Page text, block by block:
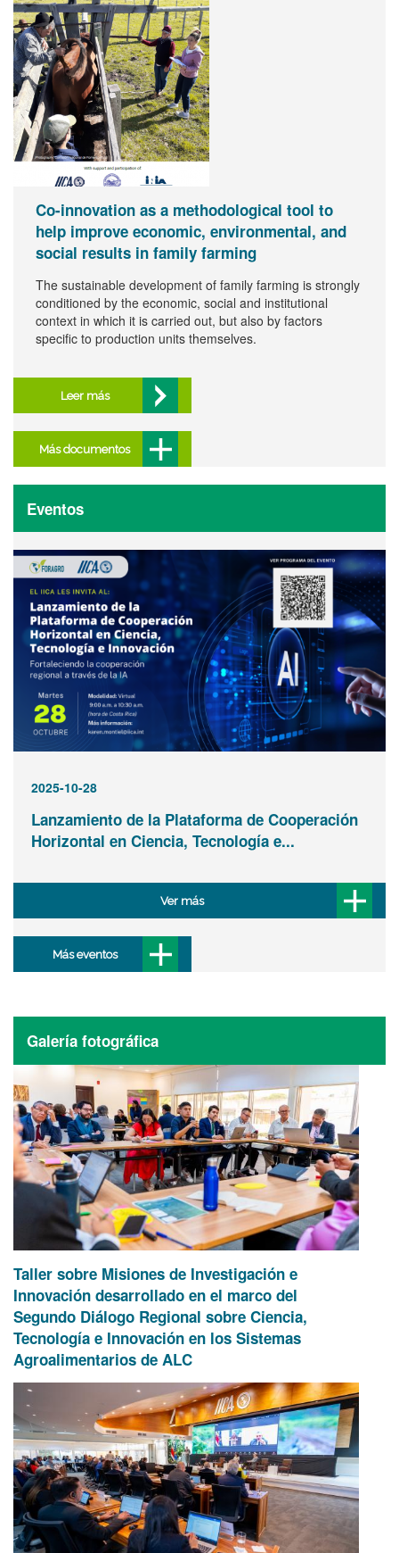
Co-innovation as a methodological tool to
help improve economic, environmental, and
social results in family farming
The sustainable development of family farming is strongly
conditioned by the economic, social and institutional
context in which it is carried out, but also by factors
specific to production units themselves.
Leer más
Más documentos
Eventos
2025-10-28
Lanzamiento de la Plataforma de Cooperación
Horizontal en Ciencia, Tecnología e...
Ver más
Más eventos
Galería fotográfica
Taller sobre Misiones de Investigación e
Innovación desarrollado en el marco del
Segundo Diálogo Regional sobre Ciencia,
Tecnología e Innovación en los Sistemas
Agroalimentarios de ALC